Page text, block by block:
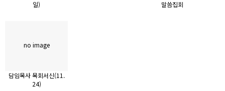
일)
말씀집회
no image
담임목사 목회서신(11.
24)